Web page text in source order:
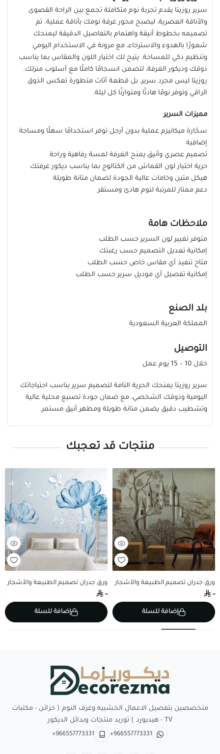
سرير روزيتا يقدم تجربة نوم متكاملة تجمع بين الراحة القصوى
والأناقة العصرية، ليصبح محور غرفة نومك بأناقة عملية. تم
تصميمه بخطوط أنيقة واهتمام بالتفاصيل الدقيقة ليمنحك
شعورًا بالهدوء والاسترخاء، مع مرونة في الاستخدام اليومي
وتنظيم ذكي للمساحة. يتيح لك اختيار اللون والمقاس بما يناسب
ذوقك وديكور الغرفة، لتضمن انسجامًا كاملًا مع أسلوب منزلك.
روزيتا ليس مجرد سرير، بل قطعة أثاث متطورة تعكس الذوق
الراقي وتوفر نومًا هادئًا ومتوازنًا كل ليلة.
مميزات السرير
سحّارة ميكانيزم عملية بدون أرجل توفر استخدامًا سهلًا ومساحة
إضافية
تصميم عصري وأنيق يمنح الغرفة لمسة رفاهية وراحة
حرية اختيار لون القماش من الكتالوج بما يناسب ديكور غرفتك
هيكل متين وخامات عالية الجودة لضمان متانة طويلة
دعم ممتاز للمرتبة لنوم هادئ ومستقر
ملاحظات هامة
متوفر تغيير لون السرير حسب الطلب
إمكانية تعديل التصميم حسب رغبتك
متاح تنفيذ أي مقاس خاص حسب الطلب
إمكانية تفصيل أي موديل سرير حسب الطلب
بلد الصنع
المملكة العربية السعودية
التوصيل
خلال 10 – 15 يوم عمل
سرير روزيتا يمنحك الحرية التامة لتصميم سرير يناسب احتياجاتك
اليومية وذوقك الشخصي، مع ضمان جودة تصنيع محلية عالية
وتشطيب دقيق يضمن متانة طويلة ومظهر أنيق مستمر.
منتجات قد تعجبك
ورق جدران تصميم الطبيعة والأشجار
-
إضافة للسلة
ورق جدران تصميم الطبيعة والأشجار
-
إضافة للسلة
متخصصين بتفصيل الاعمال الخشبيه وغرف النوم ( خزائن - مكتبات
TV - هيدبورد ) توريد منتجات وبدائل الديكور
+966557773331
+966557773331